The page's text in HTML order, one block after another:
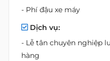
- Phí đậu xe máy
Dịch vụ:
- Lễ tân chuyên nghiệp
hàng